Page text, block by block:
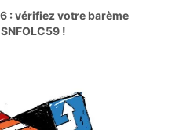
: vérifiez votre barème
!